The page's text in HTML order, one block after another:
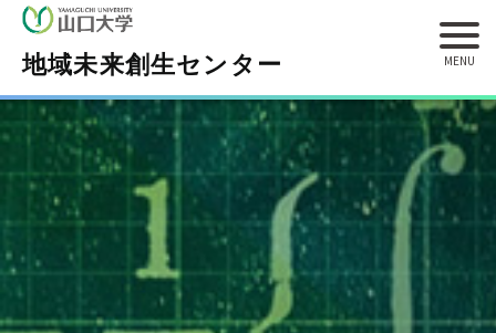
地域未来創生センター